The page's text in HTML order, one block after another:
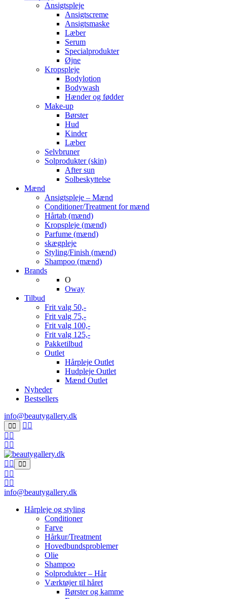
Ansigtspleje
Ansigtscreme
Ansigtsmaske
Læber
Serum
Specialprodukter
Øjne
Kropspleje
Bodylotion
Bodywash
Hænder og fødder
Make-up
Børster
Hud
Kinder
Læber
Selvbruner
Solprodukter (skin)
After sun
Solbeskyttelse
Mænd
Ansigtspleje – Mænd
Conditioner/Treatment for mænd
Hårtab (mænd)
Kropspleje (mænd)
Parfume (mænd)
skægpleje
Styling/Finish (mænd)
Shampoo (mænd)
Brands
O
Oway
Tilbud
Frit valg 50,-
Frit valg 75,-
Frit valg 100,-
Frit valg 125,-
Pakketilbud
Outlet
Hårpleje Outlet
Hudpleje Outlet
Mænd Outlet
Nyheder
Bestsellers
info@beautygallery.dk
info@beautygallery.dk
Hårpleje og styling
Conditioner
Farve
Hårkur/Treatment
Hovedbundsproblemer
Olie
Shampoo
Solprodukter – Hår
Værktøjer til håret
Børster og kamme